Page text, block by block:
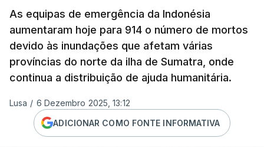
As equipas de emergência da Indonésia
aumentaram hoje para 914 o número de mortos
devido às inundações que afetam várias
províncias do norte da ilha de Sumatra, onde
continua a distribuição de ajuda humanitária.
Lusa / 6 Dezembro 2025, 13:12
ADICIONAR COMO FONTE INFORMATIVA